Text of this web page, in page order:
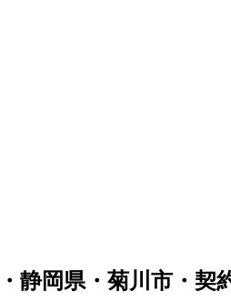
静岡県・菊川市・契